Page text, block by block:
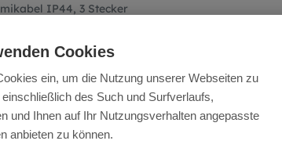
IP44, 3 Stecker
Baustellen
IP44, 3 Stecker
Artikelnummer: 90601
230 Volt,Kappen, K35 , 3G 1,5
Cookies
ein, um die Nutzung unserer Webseiten zu
des Such und Surfverlaufs,
und Ihnen auf Ihr Nutzungsverhalten angepasste
anbieten zu können.